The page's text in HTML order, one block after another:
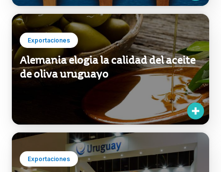
Exportaciones
Alemania elogia la calidad del aceite
de oliva uruguayo
Exportaciones